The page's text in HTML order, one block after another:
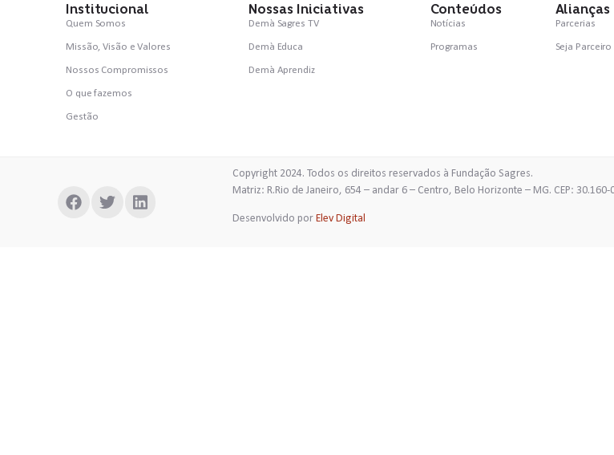
Institucional
Quem Somos
Missão, Visão e Valores
Nossos Compromissos
O que fazemos
Gestão
Nossas Iniciativas
Demà Sagres TV
Demà Educa
Demà Aprendiz
Conteúdos
Notícias
Programas
Alianças
Parcerias
Seja Parceiro
Copyright 2024. Todos os direitos reservados à Fundação Sagres.
Matriz: R.Rio de Janeiro, 654 – andar 6 – Centro, Belo
Desenvolvido por Elev Digital